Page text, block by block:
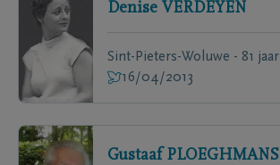
Denise VERDEYEN
Sint-Pieters-Woluwe - 81 jaar
16/04/2013
Gustaaf PLOEGHMANS